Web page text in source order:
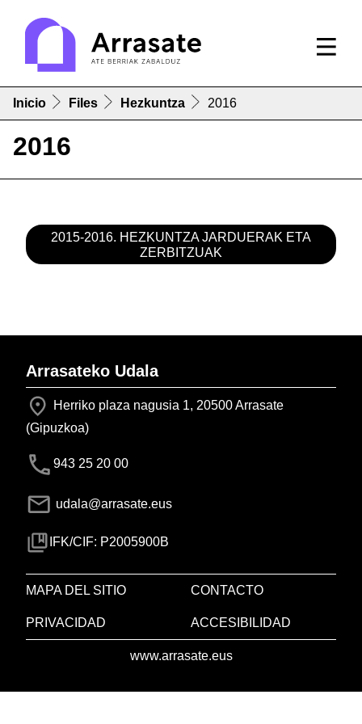
Inicio Files Hezkuntza 2016
2016
2015-2016. HEZKUNTZA JARDUERAK ETA
ZERBITZUAK
Arrasateko Udala
Herriko plaza nagusia 1, 20500 Arrasate
(Gipuzkoa)
943 25 20 00
udala@arrasate.eus
IFK/CIF: P2005900B
MAPA DEL SITIO CONTACTO
PRIVACIDAD ACCESIBILIDAD
www.arrasate.eus